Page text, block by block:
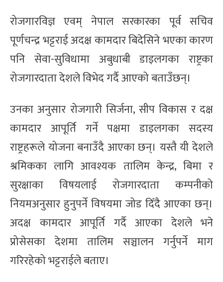
रोजगारविज्ञ एवम् नेपाल सरकारका पूर्व सचिव
पूर्णचन्द्र भट्टराई अदक्ष कामदार बिदेसिने भएका कारण
पनि सेवा-सुविधामा अबुधाबी डाइलगका राष्ट्रका
रोजगारदाता देशले विभेद गर्दै आएको बताउँछन्।
उनका अनुसार रोजगारी सिर्जना, सीप विकास र दक्ष
कामदार आपूर्ति गर्ने पक्षमा डाइलगका सदस्य
राष्ट्रहरूले योजना बनाउँदै आएका छन्। यस्तै यी देशले
श्रमिकका लागि आवश्यक तालिम केन्द्र, बिमा र
सुरक्षाका विषयलाई रोजगारदाता कम्पनीको
नियमअनुसार हुनुपर्ने विषयमा जोड दिँदै आएका छन्।
अदक्ष कामदार आपूर्ति गर्दै आएका देशले भने
प्रोसेसका देशमा तालिम सञ्चालन गर्नुपर्ने माग
गरिरहेको भट्टराईले बताए।